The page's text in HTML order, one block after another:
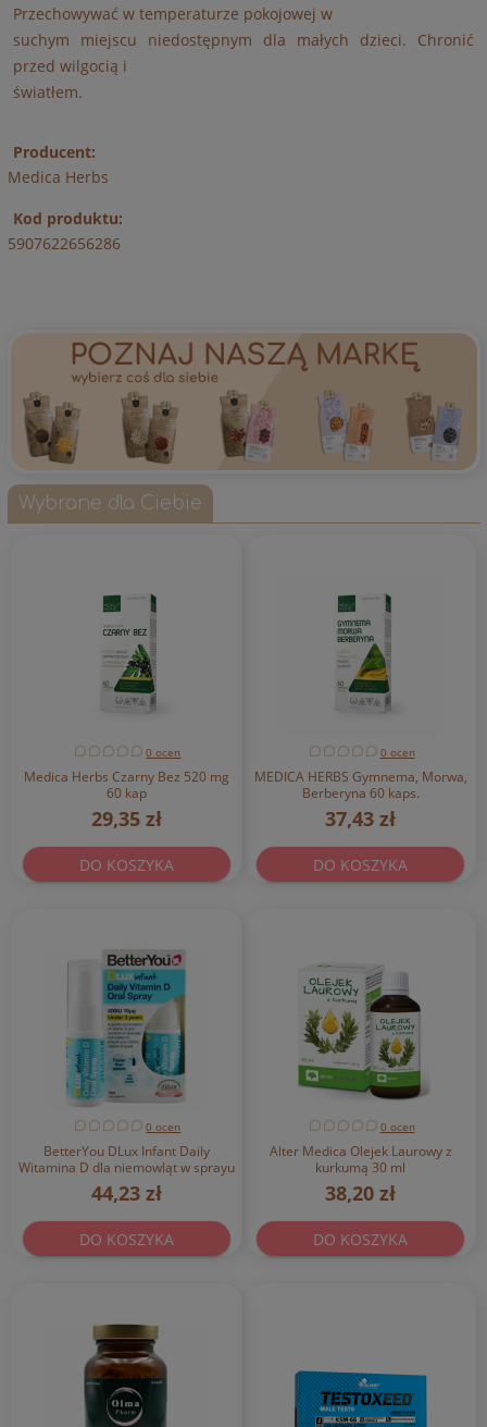
Przechowywać w temperaturze pokojowej w
suchym miejscu niedostępnym dla małych dzieci. Chronić
przed wilgocią i
światłem.
Producent:
Medica Herbs
Kod produktu:
5907622656286
Wybrane dla Ciebie
0 ocen
Medica Herbs Czarny Bez 520 mg
60 kap
29,35 zł
DO KOSZYKA
0 ocen
MEDICA HERBS Gymnema, Morwa,
Berberyna 60 kaps.
37,43 zł
DO KOSZYKA
0 ocen
BetterYou DLux Infant Daily
Witamina D dla niemowląt w sprayu
15 ml
44,23 zł
DO KOSZYKA
0 ocen
Alter Medica Olejek Laurowy z
kurkumą 30 ml
38,20 zł
DO KOSZYKA